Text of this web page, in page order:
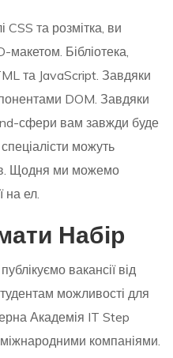
та розмітка, ви
Бібліотека,
та JavaScript. Завдяки
DOM. Завдяки
сфери вам завжди буде
можуть
Щодня ми можемо
на ел.
Набір
вакансії від
можливості для
Академія IT Step
компаніями.